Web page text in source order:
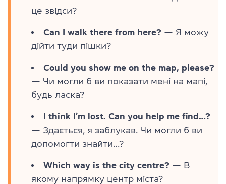
це звідси?
Can I walk there from here? — Я можу
дійти туди пішки?
Could you show me on the map, please?
— Чи могли б ви показати мені на мапі,
будь ласка?
I think I’m lost. Can you help me find…?
— Здається, я заблукав. Чи могли б ви
допомогти знайти…?
Which way is the city centre? — В
якому напрямку центр міста?